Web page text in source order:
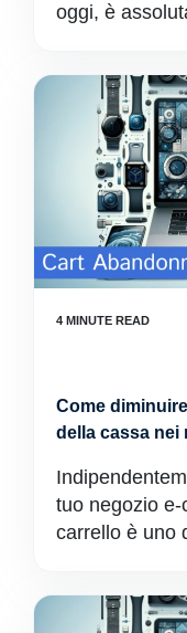
oggi, è
Come
della cassa nei
tuo negozio e-
carrello è uno